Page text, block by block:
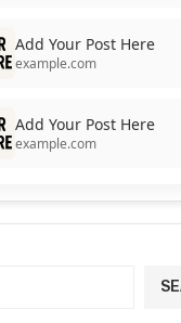
Add Your Post Here
example.com
Add Your Post Here
example.com